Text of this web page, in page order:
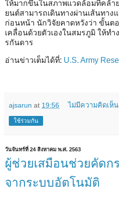
ให้มากขึ้นในสภาพแวดล้อมที่คล้า
ยนต์สามารถเดินทางผ่านเส้นทา
ก่อนหน้า นักวิจัยคาดหวังว่า ขั้นต
เคลื่อนด้วยตัวเองในสมรภูมิ ให้ท
รกันดาร
อ่านข่าวเต็มได้ที่: U.S. Army
ajsarun at 19:56 ไม่มีความคิดเห็
ใช้ร่วมกัน
วันจันทร์ที่ 24 สิงหาคม พ.ศ. 2563
ผู้ช่วยเสมือนช่วยคัดก
จากระบบอัตโนมัติ